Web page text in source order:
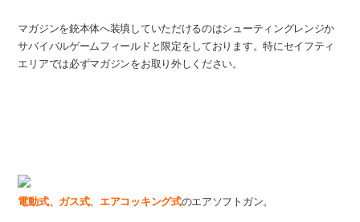
マガジンを銃本体へ装填していただけるのはシューティングレンジか
サバイバルゲームフィールドと限定をしております。特にセイフティ
エリアでは必ずマガジンをお取り外しください。
電動式、ガス式、エアコッキング式のエアソフトガン。